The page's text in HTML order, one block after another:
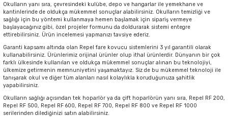
Okulların yanı sıra, çevresindeki kulübe, depo ve hangarlar ile yemekhane ve
kantinlerinde de oldukça mükemmel sonuçlar alabilirsiniz. Okulların temizliği ve
sağlığı için bu yöntemi kullanmaya hemen başlamak için sipariş vermeye
başlayacağınız gibi, özel projeler formunu da doldurarak sistemi entegre
ettirebilirsiniz. Ürün incelemesi yapmanızı tavsiye ederiz.
Garanti kapsamı altında olan Repel fare kovucu sistemlerini 3 yıl garantili olarak
kullanabilirsiniz. Ürünlerimiz orijinal ürünler olup ithal ürünlerdir. Dünyanın bir çok
farklı ülkesinde kullanılan ve oldukça mükemmel sonuçlar alınan bu teknolojiyi,
ülkemize getirmenin memnuniyetini yaşamaktayız. Siz de bu mükemmel teknoloji ile
tanışarak okul ve diğer tüm alanları nasıl kolaylıkla koruduğunuza şahitlik
yapabilirsiniz.
Okulların sağlığı açısından tek hoparlör ya da çift hoparlörün yanı sıra, Repel RF 200,
Repel RF 500, Repel RF 600, Repel RF 700, Repel RF 800 ve Repel RF 1000
serilerinden dilediğinizi satın alabilirsiniz.